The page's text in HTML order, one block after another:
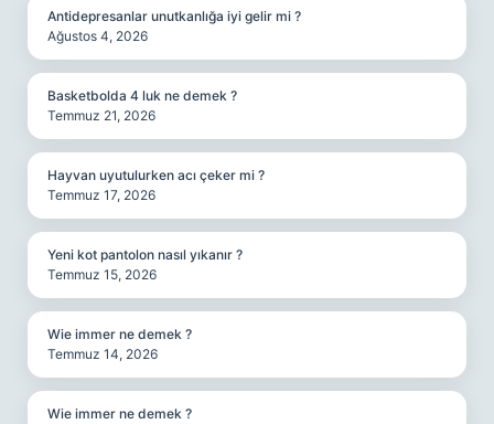
Antidepresanlar unutkanlığa iyi gelir mi ?
Ağustos 4, 2026
Basketbolda 4 luk ne demek ?
Temmuz 21, 2026
Hayvan uyutulurken acı çeker mi ?
Temmuz 17, 2026
Yeni kot pantolon nasıl yıkanır ?
Temmuz 15, 2026
Wie immer ne demek ?
Temmuz 14, 2026
Wie immer ne demek ?